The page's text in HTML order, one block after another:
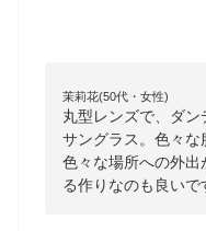
茉莉花(50代・女性)
丸型レンズで、ダ
サングラス。色々な
色々な場所への外
る作りなのも良いで